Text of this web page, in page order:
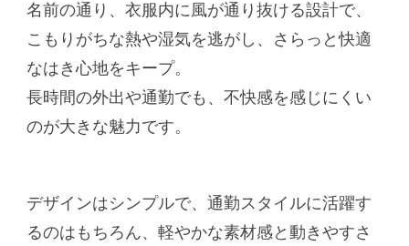
名前の通り、衣服内に風が通り抜ける設計で、
こもりがちな熱や湿気を逃がし、さらっと快適
なはき心地をキープ。
長時間の外出や通勤でも、不快感を感じにくい
のが大きな魅力です。
デザインはシンプルで、通勤スタイルに活躍す
るのはもちろん、軽やかな素材感と動きやすさ